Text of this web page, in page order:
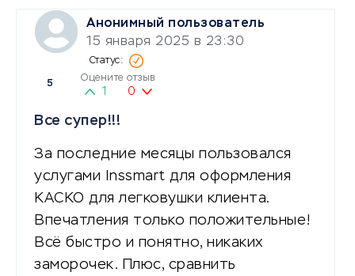
Анонимный пользователь
15 января 2025 в 23:30
5
Оцените отзыв
1 0
Все супер!!!
За последние месяцы пользовался
услугами Inssmart для оформления
КАСКО для легковушки клиента.
Впечатления только положительные!
Всё быстро и понятно, никаких
заморочек. Плюс, сравнить